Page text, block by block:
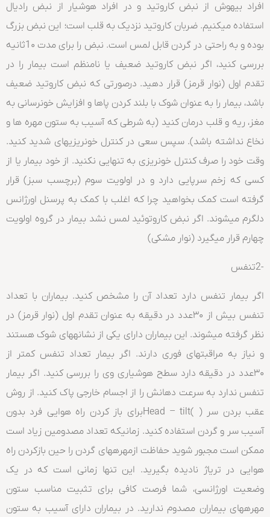
افراد بیهوش از نبض کاروتید و در افراد هوشیار از نبض رادیال
استفاده میکنیم. ضربان کاروتید نزدیک به قلب است؛ این نبض بزرگ
بوده و به راحتی در گردن قابل لمس است. نبض را برای مدت 1۰ثانیه
بررسی کنید، اگر نبض کاروتید ضعیف یا نامنظم است بیمار را در
تقدم اول (نوار قرمز) قرار دهید. درصورتی که نبض کاروتید ضعیف
باشد، بیمار را به عنوان شوک با بلند کردن پاها و افزایش خونرسانی به
مغز، ریه و قلب درمان کنید (به شرطی که آسیب به ستون مهره ها و
نخاع نداشته باشد). سپس سعی در کنترل خونریزیهای شدید کنید.
وقت خود را صرف کنترل خونریزی به تنهایی نکنید. از خود بیمار یا از
کسی که زخم سرپایی دارد و در اولویت سوم (برچسب سبز) قرار
گرفته است کمک بخواهید چرا که اغلب با کمک به پرسنل اورژانس
دلگرم میشوند. اگر نبض کاروتوئید لمس نشد بیمار در گروه اولویت
چهارم قرار میگیرد (نوار مشکی)
-2تنفس
اگر بیمار تنفس دارد تعداد آن را مشخص کنید. بیماران با تعداد
تنفس بیش از ۳۰عدد در دقیقه به عنوان تقدم اول (نوار قرمز) در
نظر گرفته میشوند. این بیماران دارای یکی از نشانههای شوک هستند
و نیاز به مراقبتهای فوری دارند. اگر بیمار تعداد تنفس کمتر از
۳۰عدد در دقیقه دارد سطح هوشیاری وی را بررسی کنید. اگر بیمار
تنفس ندارد به سرعت دهانش را از اجسام خارجی پاک کنید. از روش
عقب بردن سر ( )Head – tiltبرای باز کردن راه هوایی فرد بدون
آسیب سر و گردن استفاده کنید. زمانیکه تعداد مصدومین زیاد است
ممکن است مجبور شوید حفاظت ازمهرههای گردن را حین بازکردن راه
هوایی در تریاژ نادیده بگیرید. این تنها زمانی است که در یک
وضعیت اورژانسی، شما فرصت کافی برای تثبیت مناسب ستون
مهرههای بیماران مصدوم ندارید. در بیماران دارای آسیب به ستون